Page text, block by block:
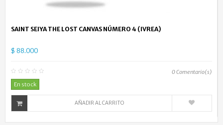
SAINT SEIYA THE LOST CANVAS NÚMERO 4 (IVREA)
$ 88.000
0Comentario(s)
En stock
AÑADIR AL CARRITO